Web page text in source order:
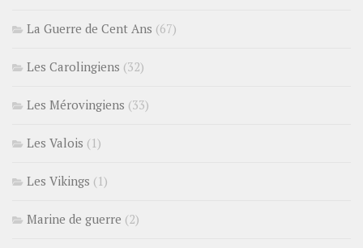
La Guerre de Cent Ans (67)
Les Carolingiens (32)
Les Mérovingiens (33)
Les Valois (1)
Les Vikings (1)
Marine de guerre (2)